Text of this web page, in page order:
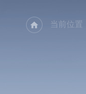
当前位置